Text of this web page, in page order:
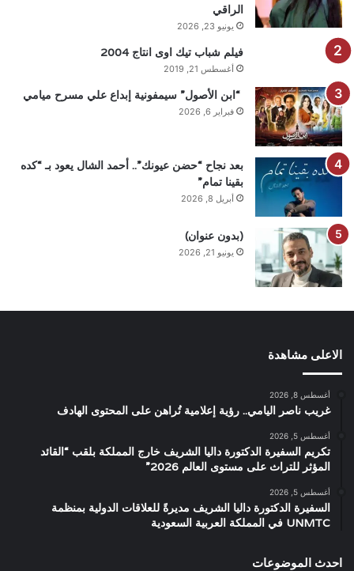
الراقي
يونيو 23, 2026
فيلم شباب تيك اوى انتاج 2004
أغسطس 21, 2019
“ابن الأصول” سيمفونية إبداع علي مسرح ميامي
فبراير 6, 2026
بعد نجاح “حضن عيونك”.. أحمد الشال يعود بـ “كده
بقينا تمام”
أبريل 8, 2026
(بدون عنوان)
يونيو 21, 2026
الاعلى مشاهدة
أغسطس 8, 2026
غريب ناصر اليامي.. رؤية إعلامية تُراهن على المحتوى الهادف
أغسطس 5, 2026
تكريم السفيرة الدكتورة داليا الشريف خارج المملكة بلقب “القائد
المؤثر للتراث على مستوى العالم 2026”
أغسطس 5, 2026
السفيرة الدكتورة داليا الشريف مديرةً للعلاقات الدولية بمنظمة
UNMTC في المملكة العربية السعودية
احدث الموضوعات